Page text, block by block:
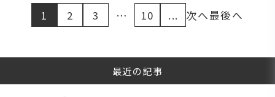
1 2 3 … 10 ... 次へ最後へ
最近の記事